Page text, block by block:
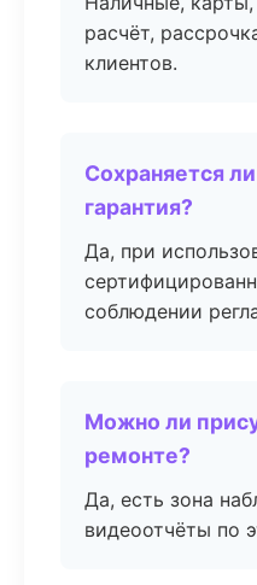
расчёт,
клиентов.
Сохраняется
гарантия?
Да, при
соблюдении
Можно ли
ремонте?
Да, есть зона
видеоотчёты по